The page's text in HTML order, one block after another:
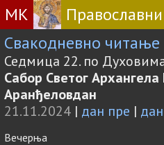
МК
Свакодневно читање
Седмица 22. по
Сабор Светог
Аранђеловдан
21.11.2024 | дан пре |
Вечерња